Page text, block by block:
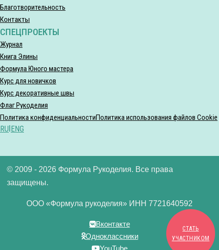
Благотворительность
Контакты
СПЕЦПРОЕКТЫ
Журнал
Книга Элины
Формула Юного мастера
Курс для новичков
Курс декоративные швы
Флаг Рукоделия
СТАТЬ
УЧАСТНИКОМ
Политика конфиденциальностиПолитика использования файлов Cookie
RU ENG
© 2009 - 2026 Формула Рукоделия. Все права
защищены.
ООО «Формула рукоделия» ИНН 7721640592
Вконтакте
Одноклассники
YouTube